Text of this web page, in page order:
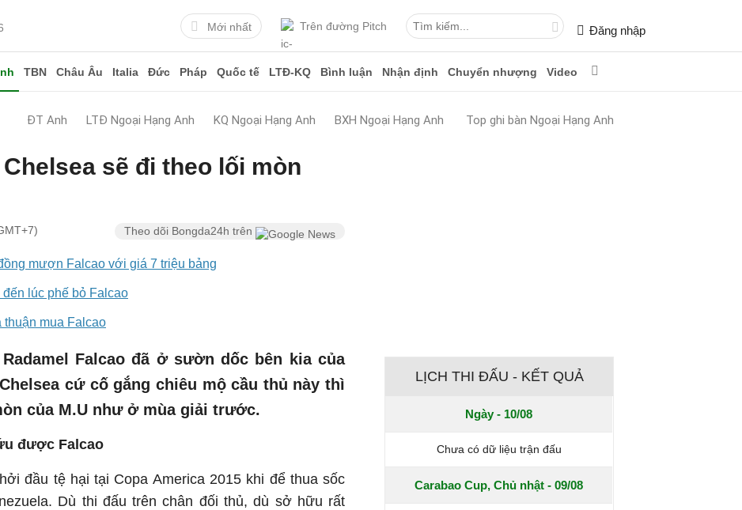
Mới nhất Trên đường Pitch Đăng nhập
TBN Châu Âu Italia Đức Pháp Quốc tế LTĐ-KQ Bình luận Nhận định Chuyển nhượng Video
ĐT Anh LTĐ Ngoại Hạng Anh KQ Ngoại Hạng Anh BXH Ngoại Hạng Anh Top ghi bàn Ngoại Hạng Anh
sẽ đi theo lối mòn
Theo dõi Bongda24h trên
mượn Falcao với giá 7 triệu bảng
lúc phế bỏ Falcao
mua Falcao
Radamel Falcao đã ở sườn dốc bên kia của
cứ cố gắng chiêu mộ cầu thủ này thì
của M.U như ở mùa giải trước.
được Falcao
đầu tệ hại tại Copa America 2015 khi để thua sốc
Dù thi đấu trên chân đối thủ, dù sở hữu rất
LỊCH THI ĐẤU - KẾT QUẢ
Ngày - 10/08
Chưa có dữ liệu trận đấu
Carabao Cup, Chủ nhật - 09/08